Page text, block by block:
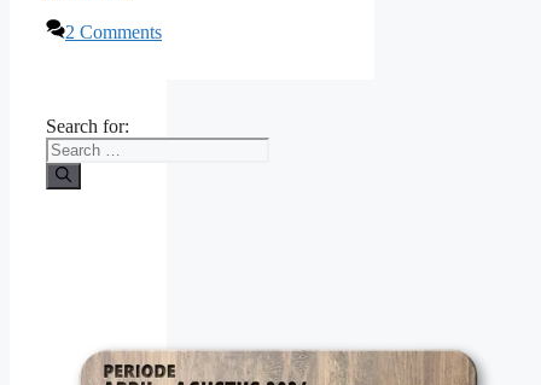
2 Comments
Search for: